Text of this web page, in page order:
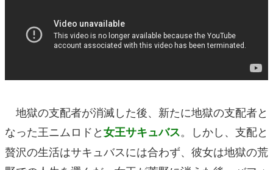
地獄の支配者が消滅した後、新たに地獄の支配者と
なった王ニムロドと女王サキュバス。しかし、支配と
贅沢の生活はサキュバスには合わず、彼女は地獄の荒